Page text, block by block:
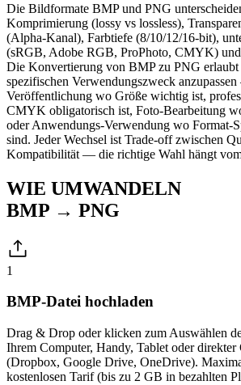
Die Bildformate BMP und PNG
Komprimierung (lossy vs lossless),
(Alpha-Kanal), Farbtiefe (8/10/12/16-bit),
(sRGB, Adobe RGB, ProPhoto, CMYK)
Die Konvertierung von BMP zu PNG erlaubt
spezifischen Verwendungszweck
Veröffentlichung wo Größe wichtig ist,
CMYK obligatorisch ist, Foto-Bearbeitung
oder Anwendungs-Verwendung wo Format-
sind. Jeder Wechsel ist Trade-off zwischen
Kompatibilität — die richtige Wahl hängt
WIE UMWANDELN
BMP → PNG
1
BMP-Datei hochladen
Drag & Drop oder klicken zum Auswählen
Ihrem Computer, Handy, Tablet oder
(Dropbox, Google Drive, OneDrive).
kostenlosen Tarif (bis zu 2 GB in bezahlten